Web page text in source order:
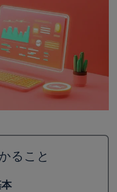
ること